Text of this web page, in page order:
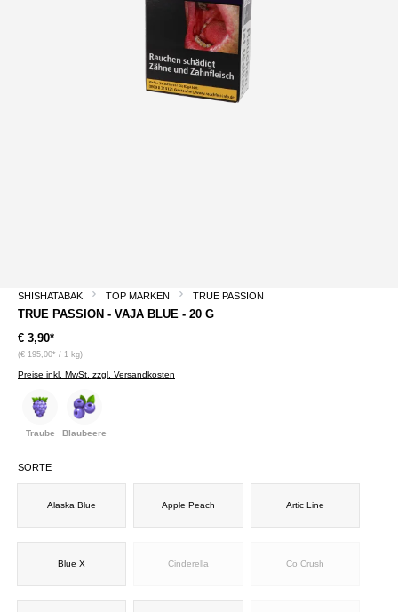
SHISHATABAK TOP MARKEN TRUE PASSION
TRUE PASSION - VAJA BLUE - 20 G
€ 3,90*
(€ 195,00* / 1 kg)
Preise inkl. MwSt. zzgl. Versandkosten
Traube Blaubeere
SORTE
Alaska Blue Apple Peach Artic Line
Blue X Cinderella Co Crush